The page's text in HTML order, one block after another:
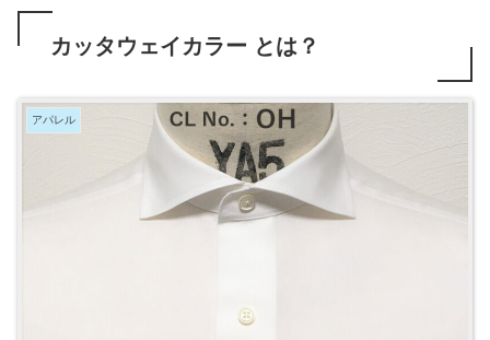
カッタウェイカラー とは？
アパレル